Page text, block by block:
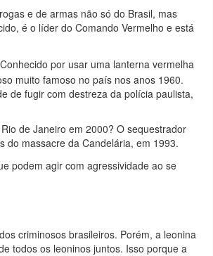
e de armas não só do Brasil, mas
é o líder do Comando Vermelho e está
por usar uma lanterna vermelha
muito famoso no país nos anos 1960.
de fugir com destreza da polícia paulista,
de Janeiro em 2000? O sequestrador
do massacre da Candelária, em 1993.
podem agir com agressividade ao se
criminosos brasileiros. Porém, a leonina
todos os leoninos juntos. Isso porque a